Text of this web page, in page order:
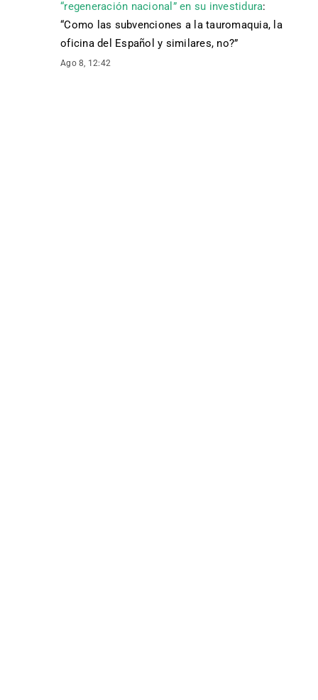
“regeneración nacional” en su investidura:
“Como las subvenciones a la tauromaquia, la
oficina del Español y similares, no?”
Ago 8, 12:42